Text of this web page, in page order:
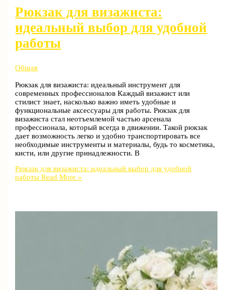
Рюкзак для визажиста:
идеальный выбор для удобной
работы
Общая
Рюкзак для визажиста: идеальный инструмент для
современных профессионалов Каждый визажист или
стилист знает, насколько важно иметь удобные и
функциональные аксессуары для работы. Рюкзак для
визажиста стал неотъемлемой частью арсенала
профессионала, который всегда в движении. Такой рюкзак
дает возможность легко и удобно транспортировать все
необходимые инструменты и материалы, будь то косметика,
кисти, или другие принадлежности. В
Рюкзак для визажиста: идеальный выбор для удобной
работы Read More »